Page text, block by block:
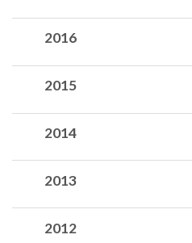
2016
2015
2014
2013
2012